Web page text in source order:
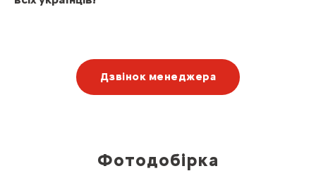
Дзвінок менеджера
Фотодобірка